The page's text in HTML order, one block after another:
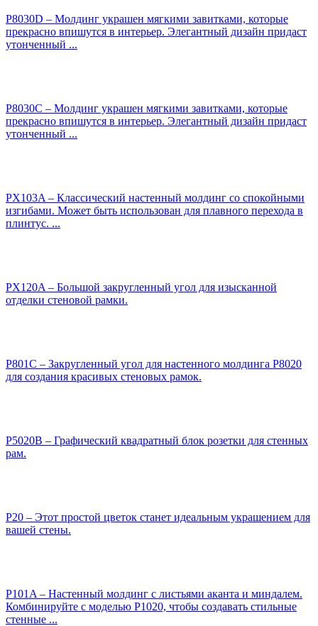
P8030D – Молдинг украшен мягкими завитками, которые
прекрасно впишутся в интерьер. Элегантный дизайн придаст
утонченный ...
P8030C – Молдинг украшен мягкими завитками, которые
прекрасно впишутся в интерьер. Элегантный дизайн придаст
утонченный ...
PX103A – Классический настенный молдинг со спокойными
изгибами. Может быть использован для плавного перехода в
плинтус. ...
PX120A – Большой закругленный угол для изысканной
отделки стеновой рамки.
P801C – Закругленный угол для настенного молдинга P8020
для создания красивых стеновых рамок.
P5020B – Графический квадратный блок розетки для стенных
рам.
P20 – Этот простой цветок станет идеальным украшением для
вашей стены.
P101A – Настенный молдинг с листьями аканта и миндалем.
Комбинируйте с моделью P1020, чтобы создавать стильные
стенные ...